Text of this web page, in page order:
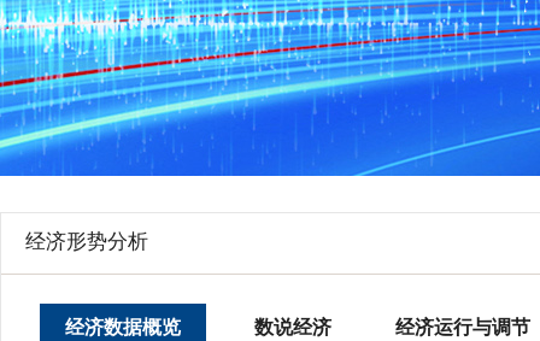
组织机构
法律顾问
学会章程
会员动态
地方动态
产业发展
创新高技术
贸易与流
经济形势分析
经济数据概览 数说经济 经济运行与调节